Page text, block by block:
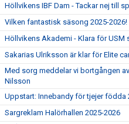
Höllvikens IBF Dam - Tackar nej till
Vilken fantastisk säsong 2025-2026!
Höllvikens Akademi - Klara för USM
Sakarias Ulriksson är klar för Elite
Med sorg meddelar vi bortgången
Nilsson
Uppstart: Innebandy för tjejer födda
Sargreklam Halörhallen 2025-2026